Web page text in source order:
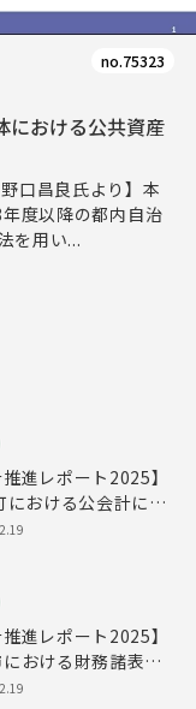
no.75323
おける公共資産
口昌良氏より】本
度以降の都内自治
を用い...
推進レポート2025】
おける公会計に関
況
推進レポート2025】
おける財務諸表の
トへの活用につい